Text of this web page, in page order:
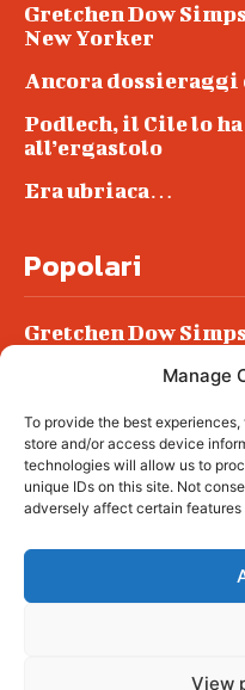
Manage
To provide the best
store and/or access device
technologies will allow us to
unique IDs on this site. Not
adversely affect certain
View
Gretchen Dow
New Yorker
Ancora dossieraggi
Podlech, il Cile lo
all’ergastolo
Era ubriaca…
Popolari
Gretchen Dow
Podlech, il Cile lo
all’ergastolo
Era ubriaca…
© tagDiv - All
complete News